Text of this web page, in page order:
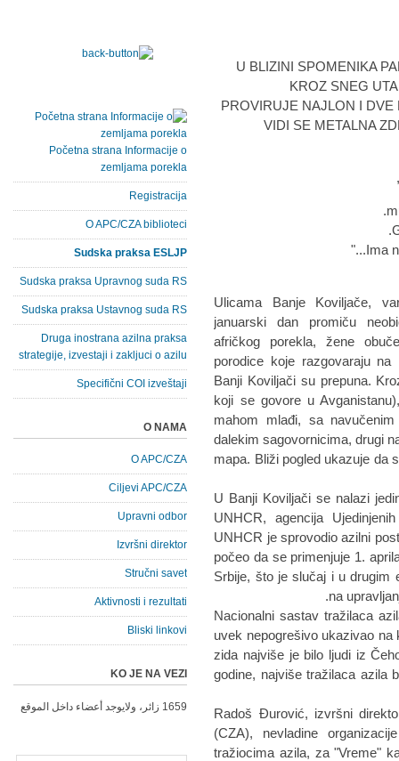
U BLIZINI SPOMENIKA
KROZ SNEG
PROVIRUJE NAJLON I
VIDI SE METALNA
Ima
Ulicama Banje Koviljače,
januarski dan promiču
afričkog porekla, žene
porodice koje razgovaraju
Banji Koviljači su prepuna.
koji se govore u
mahom mlađi, sa
dalekim sagovornicima, drugi
mapa. Bliži pogled ukazuje da
U Banji Koviljači se nalazi
UNHCR, agencija
UNHCR je sprovodio azilni
počeo da se primenjuje 1.
Srbije, što je slučaj i u drugim
na
Nacionalni sastav tražilaca
uvek nepogrešivo ukazivao
zida najviše je bilo ljudi iz
godine, najviše tražilaca azila
Radoš Đurović, izvršni
(CZA), nevladine
tražiocima azila, za "Vreme"
Početna strana Informacije o
zemljama porekla
Registracija
O APC/CZA biblioteci
Sudska praksa ESLJP
Sudska praksa Upravnog suda RS
Sudska praksa Ustavnog suda RS
Druga inostrana azilna praksa
strategije, izvestaji i zakljuci o azilu
Specifični COI izveštaji
O NAMA
O APC/CZA
Ciljevi APC/CZA
Upravni odbor
Izvršni direktor
Stručni savet
Aktivnosti i rezultati
Bliski linkovi
KO JE NA VEZI
1659 زائر، ولايوجد أعضاء داخل الموقع